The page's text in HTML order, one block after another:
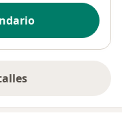
dirección